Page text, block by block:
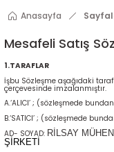
Anasayfa
Mesafeli Satış
1.TARAFLAR
İşbu Sözleşme aşağıdaki
çerçevesinde imzalanmıştır.
A.‘ALICI’ ; (sözleşmede
B.‘SATICI’ ; (sözleşmede
AD- SOYAD: RİLSAY
ŞİRKETİ